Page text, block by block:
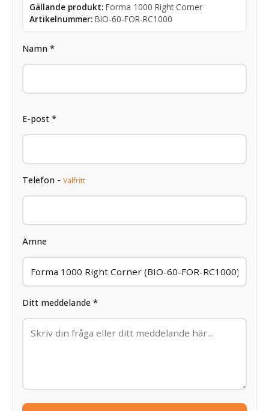
Gällande produkt: Forma 1000 Right Corner
Artikelnummer: BIO-60-FOR-RC1000
Namn *
E-post *
Telefon - Valfritt
Ämne
Ditt meddelande *